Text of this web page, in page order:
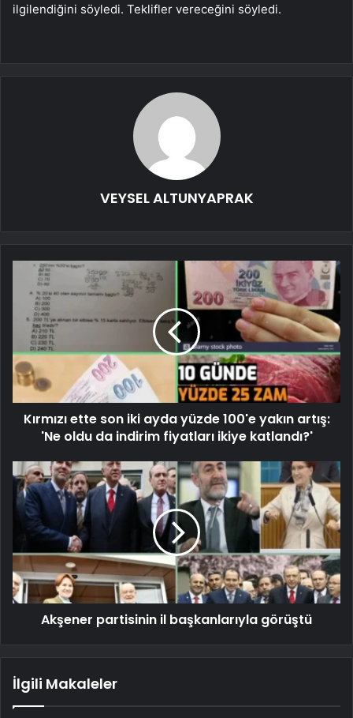
ilgilendiğini söyledi. Teklifler vereceğini söyledi.
VEYSEL ALTUNYAPRAK
Kırmızı ette son iki ayda yüzde 100'e yakın artış:
'Ne oldu da indirim fiyatları ikiye katlandı?'
Akşener partisinin il başkanlarıyla görüştü
İlgili Makaleler